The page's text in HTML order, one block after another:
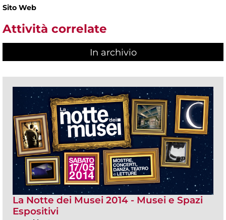
Sito Web
Attività correlate
In archivio
La Notte dei Musei 2014 - Musei e Spazi
Espositivi